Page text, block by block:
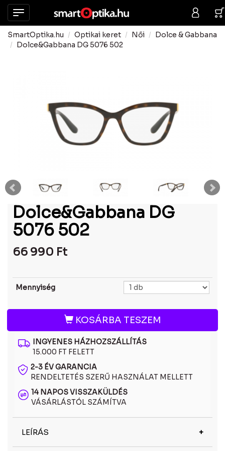
SmartOptika.hu Optikai keret Női
Dolce & Gabbana
Dolce&Gabbana DG 5076 502
Dolce&Gabbana DG
5076 502
66 990 Ft
Mennyiség
KOSÁRBA TESZEM
INGYENES HÁZHOZSZÁLLÍTÁS
15.000 FT FELETT
2-3 ÉV GARANCIA
RENDELTETÉS SZERŰ HASZNÁLAT MELLETT
14 NAPOS VISSZAKÜLDÉS
VÁSÁRLÁSTÓL SZÁMÍTVA
LEÍRÁS